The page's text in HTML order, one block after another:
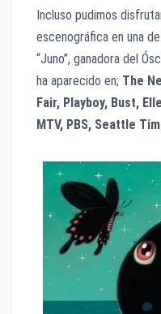
Incluso pudimos
escenográfica en una
“Juno”, ganadora del
ha aparecido en; The
Fair, Playboy, Bust,
MTV, PBS, Seattle